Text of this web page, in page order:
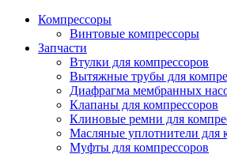
Компрессоры
Винтовые компрессоры
Запчасти
Втулки для компрессоров
Вытяжные трубы для
Диафрагма мембранных
Клапаны для компрессоров
Клиновые ремни для
Масляные уплотнители для
Муфты для компрессоров